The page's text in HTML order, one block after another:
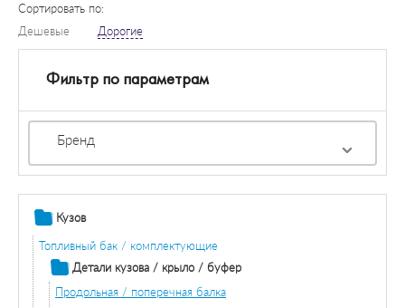
Сортировать по:
Дешевые
Дорогие
Фильтр по параметрам
Бренд
Кузов
Топливный бак / комплектующие
Детали кузова / крыло / буфер
Продольная / поперечная балка